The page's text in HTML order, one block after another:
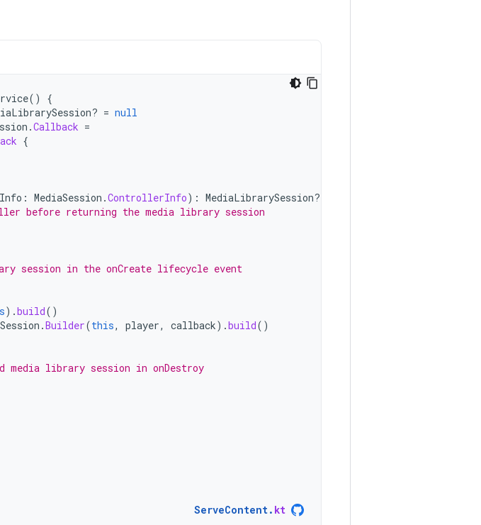
()
{
= null
.Callback =
{
: MediaSession .ControllerInfo): MediaLibrarySession?
before returning the media library session
session in the onCreate lifecycle event
).build()
.Builder(this, player, callback).build()
media library session in onDestroy
ServeContent. kt